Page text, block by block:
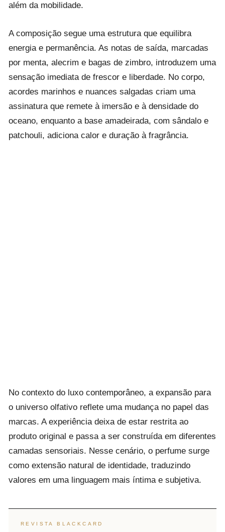
além da mobilidade.
A composição segue uma estrutura que equilibra
energia e permanência. As notas de saída, marcadas
por menta, alecrim e bagas de zimbro, introduzem uma
sensação imediata de frescor e liberdade. No corpo,
acordes marinhos e nuances salgadas criam uma
assinatura que remete à imersão e à densidade do
oceano, enquanto a base amadeirada, com sândalo e
patchouli, adiciona calor e duração à fragrância.
No contexto do luxo contemporâneo, a expansão para
o universo olfativo reflete uma mudança no papel das
marcas. A experiência deixa de estar restrita ao
produto original e passa a ser construída em diferentes
camadas sensoriais. Nesse cenário, o perfume surge
como extensão natural de identidade, traduzindo
valores em uma linguagem mais íntima e subjetiva.
REVISTA BLACKCARD